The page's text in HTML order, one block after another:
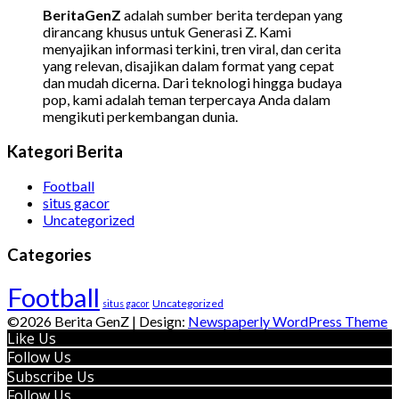
BeritaGenZ adalah sumber berita terdepan yang
dirancang khusus untuk Generasi Z. Kami
menyajikan informasi terkini, tren viral, dan cerita
yang relevan, disajikan dalam format yang cepat
dan mudah dicerna. Dari teknologi hingga budaya
pop, kami adalah teman terpercaya Anda dalam
mengikuti perkembangan dunia.
Kategori Berita
Football
situs gacor
Uncategorized
Categories
Football situs gacor Uncategorized
©2026 Berita GenZ | Design: Newspaperly WordPress Theme
Like Us
Follow Us
Subscribe Us